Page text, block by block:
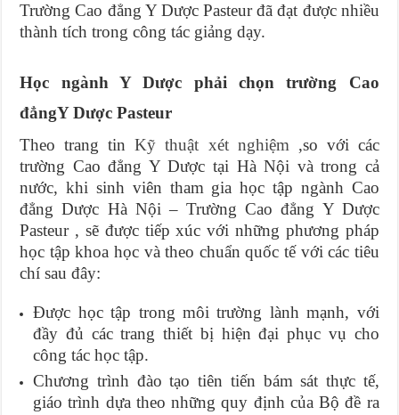
Trường Cao đẳng Y Dược Pasteur đã đạt được nhiều
thành tích trong công tác giảng dạy.
Học ngành Y Dược phải chọn trường Cao
đẳngY Dược Pasteur
Theo trang tinKỹ thuật xét nghiệm ,so với các
trường Cao đẳng Y Dược tại Hà Nội và trong cả
nước, khi sinh viên tham gia học tập ngành Cao
đẳng Dược Hà Nội – Trường Cao đẳng Y Dược
Pasteur , sẽ được tiếp xúc với những phương pháp
học tập khoa học và theo chuẩn quốc tế với các tiêu
chí sau đây:
Được học tập trong môi trường lành mạnh, với
đầy đủ các trang thiết bị hiện đại phục vụ cho
công tác học tập.
Chương trình đào tạo tiên tiến bám sát thực tế,
giáo trình dựa theo những quy định của Bộ đề ra